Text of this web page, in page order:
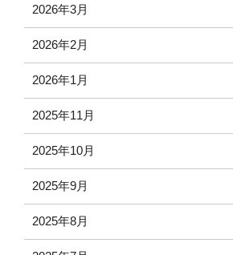
2026年3月
2026年2月
2026年1月
2025年11月
2025年10月
2025年9月
2025年8月